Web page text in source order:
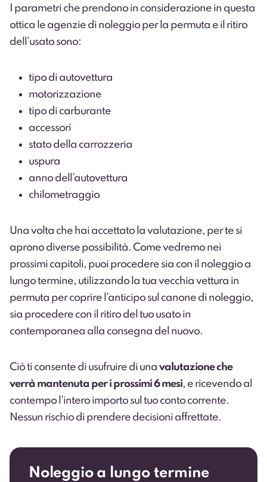
I parametri che prendono in considerazione in questa
ottica le agenzie di noleggio per la permuta e il ritiro
dell’usato sono:
tipo di autovettura
motorizzazione
tipo di carburante
accessori
stato della carrozzeria
uspura
anno dell’autovettura
chilometraggio
Una volta che hai accettato la valutazione, per te si
aprono diverse possibilità. Come vedremo nei
prossimi capitoli, puoi procedere sia con il noleggio a
lungo termine, utilizzando la tua vecchia vettura in
permuta per coprire l’anticipo sul canone di noleggio,
sia procedere con il ritiro del tuo usato in
contemporanea alla consegna del nuovo.
Ciò ti consente di usufruire di una valutazione che
verrà mantenuta per i prossimi 6 mesi, e ricevendo al
contempo l’intero importo sul tuo conto corrente.
Nessun rischio di prendere decisioni affrettate.
Noleggio a lungo termine